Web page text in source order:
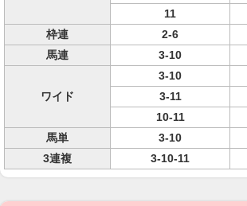
11
枠連
2-6
馬連
3-10
ワイド
3-10
3-11
10-11
馬単
3-10
3連複
3-10-11